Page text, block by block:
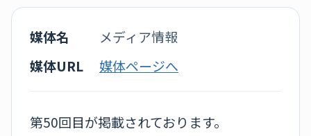
媒体名
メディア情報
媒体URL
媒体ページへ
第50回目が掲載されております。